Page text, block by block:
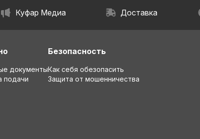
Куфар Медиа Доставка
документы
подачи
Безопасность
Как себя обезопасить
Защита от мошенничества